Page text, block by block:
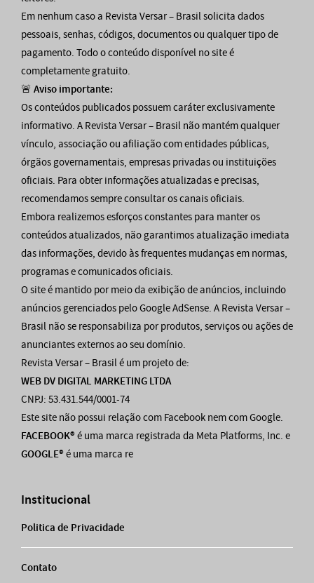
Em nenhum caso a Revista Versar – Brasil solicita dados
pessoais, senhas, códigos, documentos ou qualquer tipo de
pagamento. Todo o conteúdo disponível no site é
completamente gratuito.
🚨 Aviso importante:
Os conteúdos publicados possuem caráter exclusivamente
informativo. A Revista Versar – Brasil não mantém qualquer
vínculo, associação ou afiliação com entidades públicas,
órgãos governamentais, empresas privadas ou instituições
oficiais. Para obter informações atualizadas e precisas,
recomendamos sempre consultar os canais oficiais.
Embora realizemos esforços constantes para manter os
conteúdos atualizados, não garantimos atualização imediata
das informações, devido às frequentes mudanças em normas,
programas e comunicados oficiais.
O site é mantido por meio da exibição de anúncios, incluindo
anúncios gerenciados pelo Google AdSense. A Revista Versar –
Brasil não se responsabiliza por produtos, serviços ou ações de
anunciantes externos ao seu domínio.
Revista Versar – Brasil é um projeto de:
WEB DV DIGITAL MARKETING LTDA
CNPJ: 53.431.544/0001-74
Este site não possui relação com Facebook nem com Google.
FACEBOOK®é uma marca registrada da Meta Platforms, Inc. e
GOOGLE®é uma marca re
Institucional
Politica de Privacidade
Contato